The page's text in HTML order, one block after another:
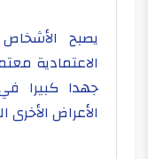
يصبح
الاعتمادية
جهدا كبيرا
الأعراض الأخرى